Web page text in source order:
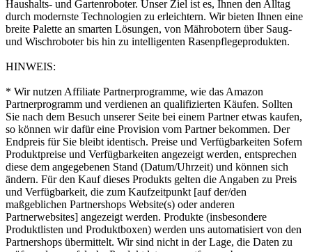
Haushalts- und Gartenroboter. Unser Ziel ist es, Ihnen den Alltag
durch modernste Technologien zu erleichtern. Wir bieten Ihnen eine
breite Palette an smarten Lösungen, von Mährobotern über Saug-
und Wischroboter bis hin zu intelligenten Rasenpflegeprodukten.
HINWEIS:
* Wir nutzen Affiliate Partnerprogramme, wie das Amazon
Partnerprogramm und verdienen an qualifizierten Käufen. Sollten
Sie nach dem Besuch unserer Seite bei einem Partner etwas kaufen,
so können wir dafür eine Provision vom Partner bekommen. Der
Endpreis für Sie bleibt identisch. Preise und Verfügbarkeiten Sofern
Produktpreise und Verfügbarkeiten angezeigt werden, entsprechen
diese dem angegebenen Stand (Datum/Uhrzeit) und können sich
ändern. Für den Kauf dieses Produkts gelten die Angaben zu Preis
und Verfügbarkeit, die zum Kaufzeitpunkt [auf der/den
maßgeblichen Partnershops Website(s) oder anderen
Partnerwebsites] angezeigt werden. Produkte (insbesondere
Produktlisten und Produktboxen) werden uns automatisiert von den
Partnershops übermittelt. Wir sind nicht in der Lage, die Daten zu